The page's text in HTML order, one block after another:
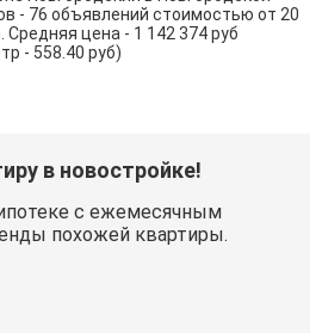
- 76 объявлений стоимостью от 20
Средняя цена - 1 142 374 руб
- 558.40 руб)
в новостройке!
с ежемесячным
похожей квартиры.